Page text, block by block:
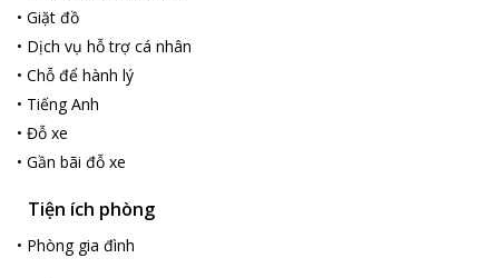
• Giặt đồ
• Dịch vụ hỗ trợ cá nhân
• Chỗ để hành lý
• Tiếng Anh
• Đỗ xe
• Gần bãi đỗ xe
Tiện ích phòng
• Phòng gia đình